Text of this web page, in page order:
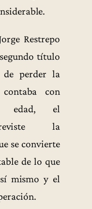
Restrepo
título
de perder la
con
edad, el
reviste la
se convierte
de lo que
mismo y el